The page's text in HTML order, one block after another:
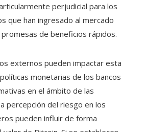
perjudicial para los
que han ingresado al mercado
de beneficios rápidos.
externos pueden impactar esta
monetarias de los bancos
en el ámbito de las
percepción del riesgo en los
pueden influir de forma